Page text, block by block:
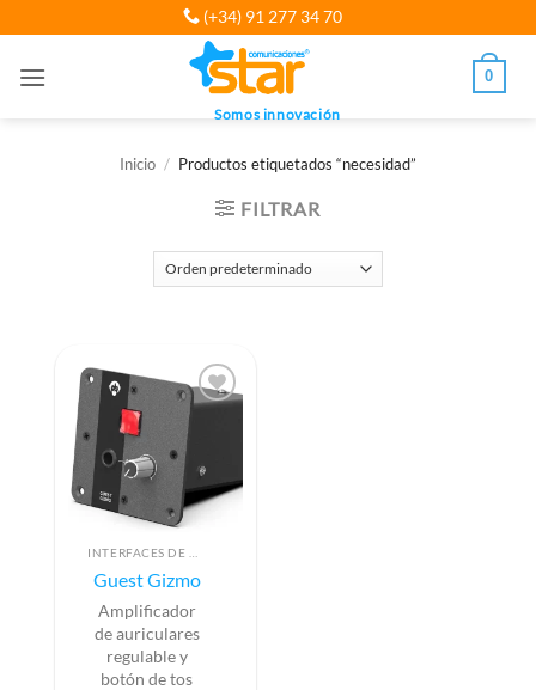
al
(+34) 91 277 34 70
Somos innovación
0
Inicio / Productos etiquetados “necesidad”
FILTRAR
Guest Gizmo
Amplificador
de auriculares
regulable y
botón de tos